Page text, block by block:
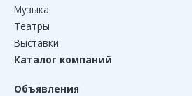
Музыка
Театры
Выставки
Каталог компаний
Объявления